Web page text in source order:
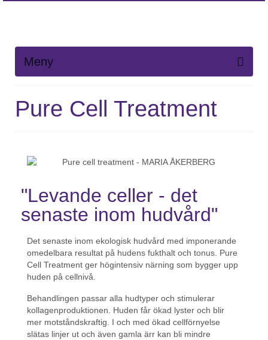
Meny
Pure Cell Treatment
"Levande celler - det
senaste inom hudvård"
Det senaste inom ekologisk hudvård med imponerande
omedelbara resultat på hudens fukthalt och tonus. Pure
Cell Treatment ger högintensiv närning som bygger upp
huden på cellnivå.
Behandlingen passar alla hudtyper och stimulerar
kollagenproduktionen. Huden får ökad lyster och blir
mer motståndskraftig. I och med ökad cellförnyelse
slätas linjer ut och även gamla ärr kan bli mindre